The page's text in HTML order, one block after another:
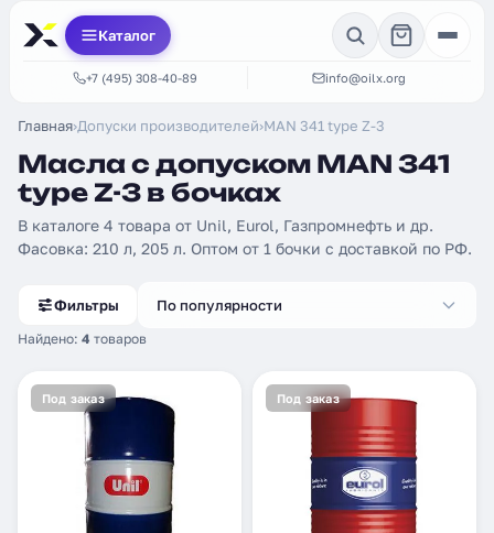
Каталог
+7 (495) 308-40-89 info@oilx.org
Главная›Допуски производителей›MAN 341 type Z-3
Масла с допуском MAN 341
type Z-3 в бочках
В каталоге 4 товара от Unil, Eurol, Газпромнефть и др.
Фасовка: 210 л, 205 л. Оптом от 1 бочки с доставкой по РФ.
Фильтры
Найдено: 4 товаров
По популярности
Под заказ Под заказ